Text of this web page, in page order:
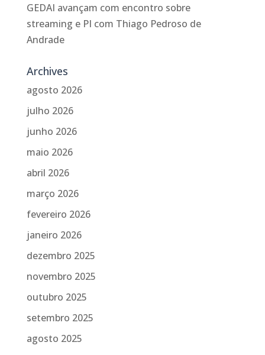
GEDAI avançam com encontro sobre
streaming e PI com Thiago Pedroso de
Andrade
Archives
agosto 2026
julho 2026
junho 2026
maio 2026
abril 2026
março 2026
fevereiro 2026
janeiro 2026
dezembro 2025
novembro 2025
outubro 2025
setembro 2025
agosto 2025